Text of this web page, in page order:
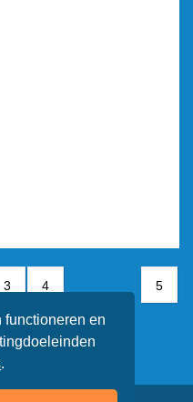
functioneren en
.
3 4 5